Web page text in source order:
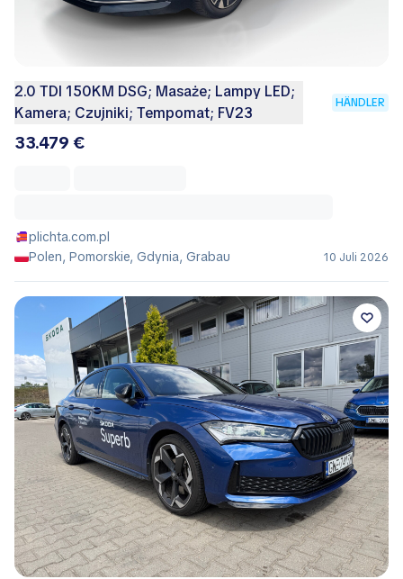
2.0 TDI 150KM DSG; Masaże; Lampy LED;
Kamera; Czujniki; Tempomat; FV23
HÄNDLER
33.479 €
plichta.com.pl
Polen, Pomorskie, Gdynia, Grabau
10 Juli 2026